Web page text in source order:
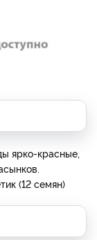
ярко-красные,
(12 семян)